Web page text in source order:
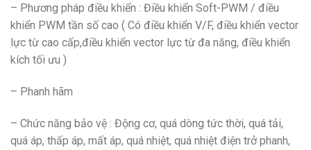
– Phương pháp điều khiển : Điều khiển Soft-PWM / điều
khiển PWM tần số cao ( Có điều khiển V/F, điều khiển vector
lực từ cao cấp,điều khiển vector lực từ đa năng, điều khiển
kích tối ưu )
– Phanh hãm
– Chức năng bảo vệ : Động cơ, quá dòng tức thời, quá tải,
quá áp, thấp áp, mất áp, quá nhiệt, quá nhiệt điện trở phanh,